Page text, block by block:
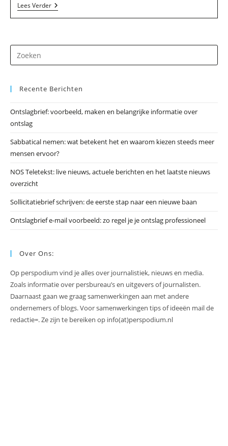
Lees VerderTarget
Press
In
op
Recente Berichten
Ontslagbrief: voorbeeld, maken en belangrijke informatie over
ontslag
Sabbatical nemen: wat betekent het en waarom kiezen steeds meer
mensen ervoor?
NOS Teletekst: live nieuws, actuele berichten en het laatste nieuws
overzicht
Sollicitatiebrief schrijven: de eerste stap naar een nieuwe baan
Ontslagbrief e-mail voorbeeld: zo regel je je ontslag professioneel
Over Ons:
Op perspodium vind je alles over journalistiek, nieuws en media.
Zoals informatie over persbureau’s en uitgevers of journalisten.
Daarnaast gaan we graag samenwerkingen aan met andere
ondernemers of blogs. Voor samenwerkingen tips of ideeën mail de
redactie=. Ze zijn te bereiken op info(at)perspodium.nl